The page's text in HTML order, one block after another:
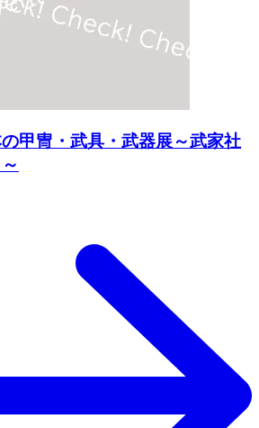
の甲冑・武具・武器展～武家社